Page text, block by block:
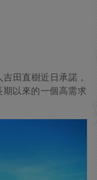
田直樹近日承諾，
以來的一個高需求